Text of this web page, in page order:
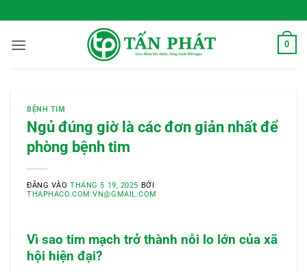
qua
nội
0
BỆNH TIM
Ngủ đúng giờ là các đơn giản nhất để
phòng bệnh tim
ĐĂNG VÀOTHÁNG 5 19, 2025 BỞI
THAPHACO.COM.VN@GMAIL.COM
Vì sao tim mạch trở thành nỗi lo lớn của xã
hội hiện đại?